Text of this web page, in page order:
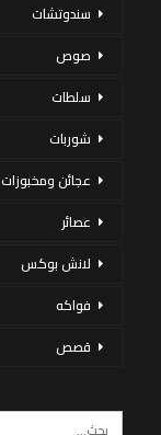
سندوتشات
صوص
سلطات
شوربات
عجائن ومخبوزات
عصائر
لانش بوكس
فواكه
قصص